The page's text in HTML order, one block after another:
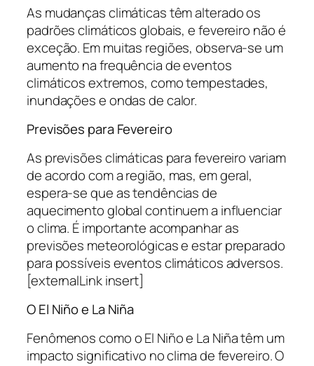
As mudanças climáticas têm alterado os
padrões climáticos globais, e fevereiro não é
exceção. Em muitas regiões, observa-se um
aumento na frequência de eventos
climáticos extremos, como tempestades,
inundações e ondas de calor.
Previsões para Fevereiro
As previsões climáticas para fevereiro variam
de acordo com a região, mas, em geral,
espera-se que as tendências de
aquecimento global continuem a influenciar
o clima. É importante acompanhar as
previsões meteorológicas e estar preparado
para possíveis eventos climáticos adversos.
[externalLink insert]
O El Niño e La Niña
Fenômenos como o El Niño e La Niña têm um
impacto significativo no clima de fevereiro. O